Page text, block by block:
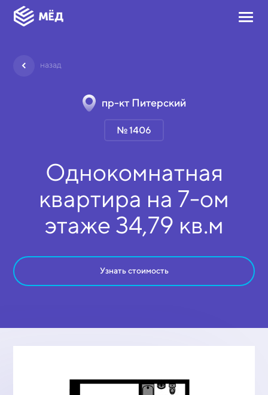
назад
пр-кт Питерский
№ 1406
Однокомнатная
квартира на 7-ом
этаже 34,79 кв.м
Узнать стоимость